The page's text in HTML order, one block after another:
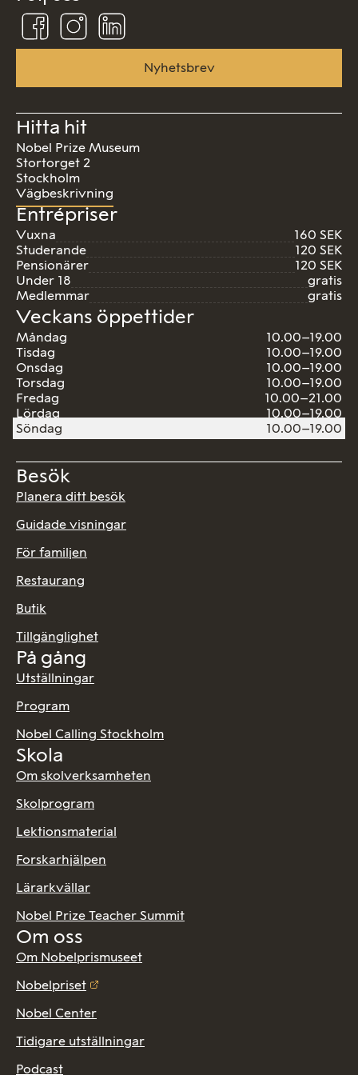
Följ
oss
på
Följ
på
InstagramLinkedin
Nyhetsbrev
Hitta hit
Nobel Prize Museum
Stortorget 2
Stockholm
Vägbeskrivning
Entrépriser
Vuxna
160 SEK
Studerande
120 SEK
Pensionärer
120 SEK
Under 18
gratis
Medlemmar
gratis
Veckans öppettider
Måndag
10.00–19.00
Tisdag
10.00–19.00
Onsdag
10.00–19.00
Torsdag
10.00–19.00
Fredag
10.00–21.00
Lördag
10.00–19.00
Söndag
10.00–19.00
Besök
Planera ditt besök
Guidade visningar
För familjen
Restaurang
Butik
Tillgänglighet
På gång
Utställningar
Program
Nobel Calling Stockholm
Skola
Om skolverksamheten
Skolprogram
Lektionsmaterial
Forskarhjälpen
Lärarkvällar
Nobel Prize Teacher Summit
Om oss
Om Nobelprismuseet
Nobelpriset
Nobel Center
Tidigare utställningar
Podcast